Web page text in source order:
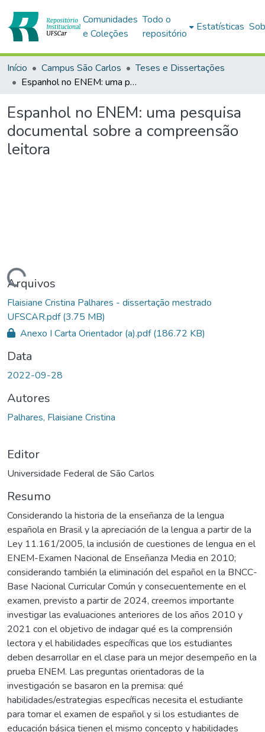
Comunidades
e Coleções
Todo o
repositório
Estatísticas
Início Campus São Carlos
Teses e Dissertações
Espanhol no ENEM: uma pesquisa documental sobre a compreensão leitora
Espanhol no ENEM: uma pesquisa
documental sobre a compreensão
leitora
Arquivos
Flaisiane Cristina Palhares - dissertação mestrado
UFSCAR.pdf(3.75 MB)
Anexo I Carta Orientador (a).pdf(186.72 KB)
Data
2022-09-28
Autores
Palhares, Flaisiane Cristina
Editor
Universidade Federal de São Carlos
Resumo
Considerando la historia de la enseñanza de la lengua
española en Brasil y la apreciación de la lengua a partir de la
Ley 11.161/2005, la inclusión de cuestiones de lengua en el
ENEM-Examen Nacional de Enseñanza Media en 2010;
considerando también la eliminación del español en la BNCC-
Base Nacional Curricular Común y consecuentemente en el
examen, previsto a partir de 2024, creemos importante
investigar las evaluaciones anteriores de los años 2010 y
2021 con el objetivo de indagar qué es la comprensión
lectora y el habilidades específicas que los estudiantes
deben desarrollar en el clase para un mejor desempeño en la
prueba ENEM. Las preguntas orientadoras de la
investigación se basaron en la premisa: qué
habilidades/estrategias específicas necesita el estudiante
para tomar el examen de español y si los estudiantes de
educación básica tienen el mismo concepto y habilidades